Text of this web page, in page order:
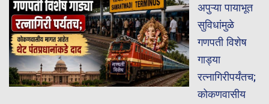
अपुऱ्या पायाभूत
सुविधांमुळे
गणपती विशेष
गाड्या
रत्नागिरीपर्यंतच;
कोकणवासीय